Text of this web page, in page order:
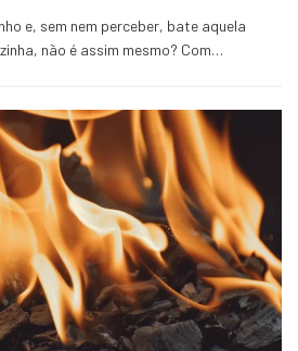
e, sem nem perceber, bate aquela
não é assim mesmo? Com…